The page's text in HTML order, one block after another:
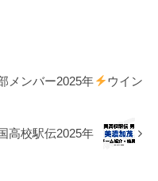
メンバー2025年
ウイン
高校駅伝2025年